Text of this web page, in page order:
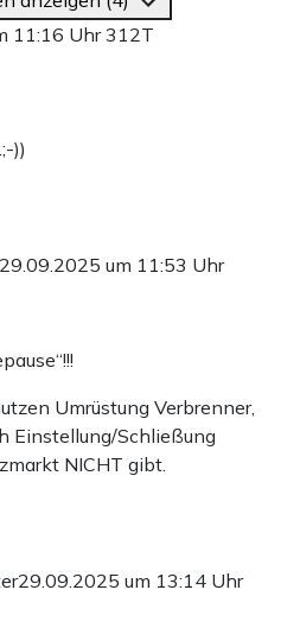
11:16 Uhr312T
))
29.09.2025 um 11:53 Uhr
Umrüstung Verbrenner,
Einstellung/Schließung
NICHT gibt.
29.09.2025 um 13:14 Uhr